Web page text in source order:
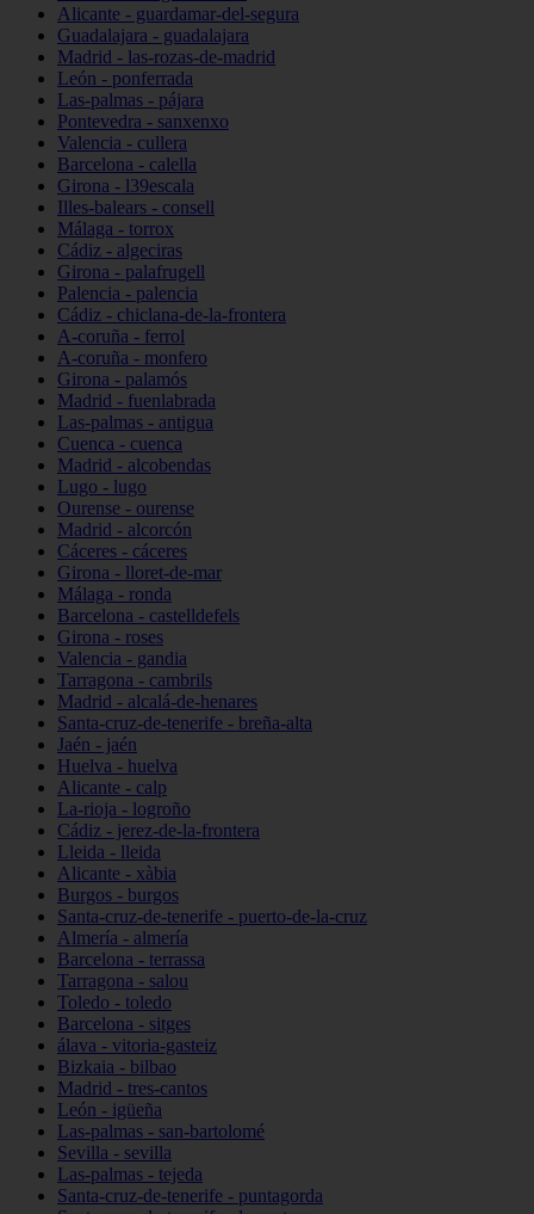
Alicante - guardamar-del-segura
Guadalajara - guadalajara
Madrid - las-rozas-de-madrid
León - ponferrada
Las-palmas - pájara
Pontevedra - sanxenxo
Valencia - cullera
Barcelona - calella
Girona - l39escala
Illes-balears - consell
Málaga - torrox
Cádiz - algeciras
Girona - palafrugell
Palencia - palencia
Cádiz - chiclana-de-la-frontera
A-coruña - ferrol
A-coruña - monfero
Girona - palamós
Madrid - fuenlabrada
Las-palmas - antigua
Cuenca - cuenca
Madrid - alcobendas
Lugo - lugo
Ourense - ourense
Madrid - alcorcón
Cáceres - cáceres
Girona - lloret-de-mar
Málaga - ronda
Barcelona - castelldefels
Girona - roses
Valencia - gandia
Tarragona - cambrils
Madrid - alcalá-de-henares
Santa-cruz-de-tenerife - breña-alta
Jaén - jaén
Huelva - huelva
Alicante - calp
La-rioja - logroño
Cádiz - jerez-de-la-frontera
Lleida - lleida
Alicante - xàbia
Burgos - burgos
Santa-cruz-de-tenerife - puerto-de-la-cruz
Almería - almería
Barcelona - terrassa
Tarragona - salou
Toledo - toledo
Barcelona - sitges
álava - vitoria-gasteiz
Bizkaia - bilbao
Madrid - tres-cantos
León - igüeña
Las-palmas - san-bartolomé
Sevilla - sevilla
Las-palmas - tejeda
Santa-cruz-de-tenerife - puntagorda